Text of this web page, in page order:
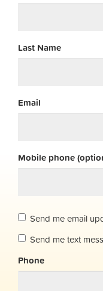
Last Name
Email
Mobile phone
Send me email
Send me text
Phone